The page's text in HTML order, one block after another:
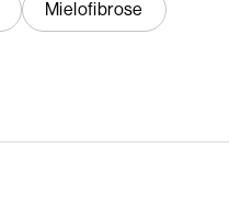
Mielofibrose